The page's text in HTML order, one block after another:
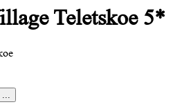
Teletskoe 5*